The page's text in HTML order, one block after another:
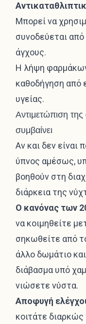
Μπορεί να
συνοδεύεται
άγχους.
Η λήψη φαρμάκων
καθοδήγηση από
υγείας.
Αντιμετώπιση
συμβαίνει
Αν και δεν είναι
ύπνος αμέσως,
βοηθούν στη
διάρκεια της
Ο κανόνας των
να κοιμηθείτε
σηκωθείτε από
άλλο δωμάτιο
διάβασμα υπό
νιώσετε νύστα.
Αποφυγή
κοιτάτε